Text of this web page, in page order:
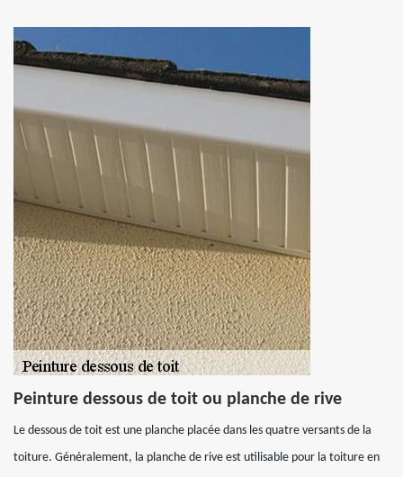
Peinture dessous de toit ou planche de rive
Le dessous de toit est une planche placée dans les quatre versants de la
toiture. Généralement, la planche de rive est utilisable pour la toiture en